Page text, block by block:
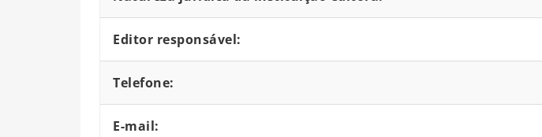
Editor responsável:
Telefone:
E-mail: